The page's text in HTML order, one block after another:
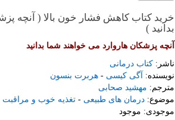
خرید کتاب کاهش فشار خون بالا ( آنچه
بدانید )
آنچه پزشکان هاروارد می خواهند شما بدانید
ناشر: کتاب درمانی
نویسنده: آگی کیسی - هربرت بنسون
مترجم: مهشید صحابی
موضوع: درمان های طبیعی - تغذیه خوب و مراقبت
موجودی: موجود